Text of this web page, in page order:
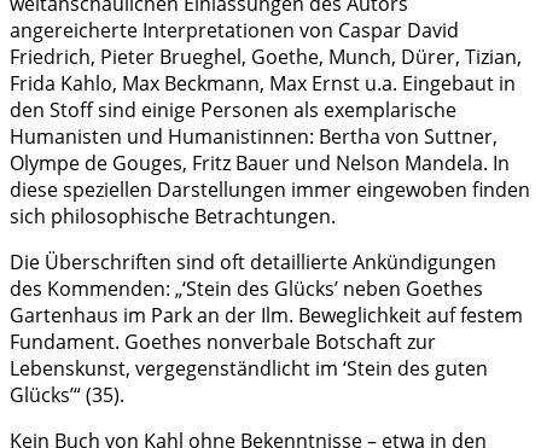
angereicherte Interpretationen von Caspar David
Friedrich, Pieter Brueghel, Goethe, Munch, Dürer, Tizian,
Frida Kahlo, Max Beckmann, Max Ernst u.a. Eingebaut in
den Stoff sind einige Personen als exemplarische
Humanisten und Humanistinnen: Bertha von Suttner,
Olympe de Gouges, Fritz Bauer und Nelson Mandela. In
diese speziellen Darstellungen immer eingewoben finden
sich philosophische Betrachtungen.
Die Überschriften sind oft detaillierte Ankündigungen
des Kommenden: „‘Stein des Glücks’ neben Goethes
Gartenhaus im Park an der Ilm. Beweglichkeit auf festem
Fundament. Goethes nonverbale Botschaft zur
Lebenskunst, vergegenständlicht im ‘Stein des guten
Glücks’“ (35).
Kein Buch von Kahl ohne Bekenntnisse – etwa in den